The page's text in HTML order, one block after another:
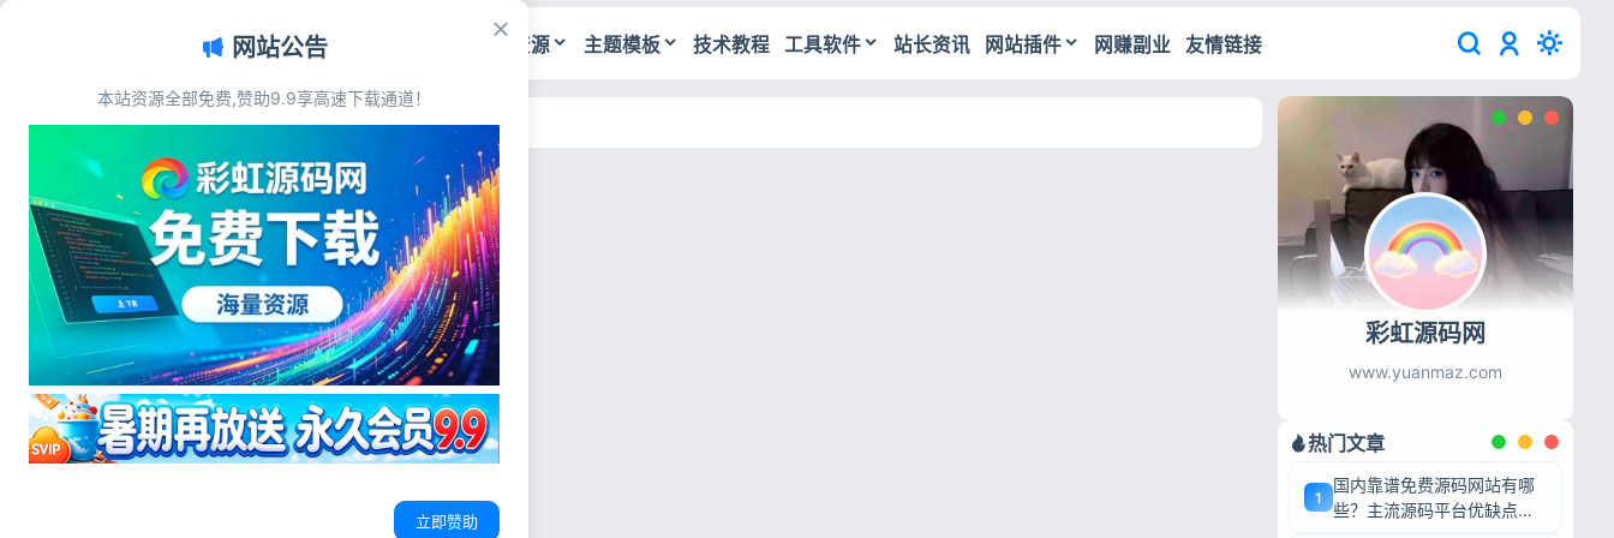
源码资源 主题模板 技术教程 工具软件 站长资讯 网站插件 网赚副业 友情链接
首页>主题模板>Zblog
Zblog
Zblog
Zblog三栏资讯模板_游戏攻略源码_自
适应CMS主题_支持昼夜切换
{x} 源码简介 🎮 高端游戏资讯CMS
模板 | 三栏自适应+AI智能SEO 🔥
爆款资源推荐：YK极简资讯型主题模
SEO友好CMS 昼夜切换主题 三栏自适应模板
彩虹源码网
www.yuanmaz.com
热门文章
1
国内靠谱免费源码网站有哪
些？主流源码平台优缺点深
网站公告
本站资源全部免费,赞助9.9享高速下载通道！
立即赞助